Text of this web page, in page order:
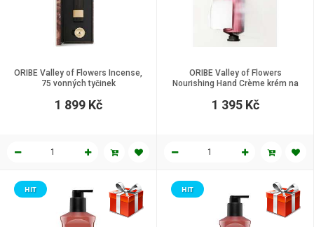
ORIBE Valley of Flowers Incense,
75 vonných tyčinek
1 899 Kč
ORIBE Valley of Flowers
Nourishing Hand Crème krém na
1 395 Kč
HIT HIT